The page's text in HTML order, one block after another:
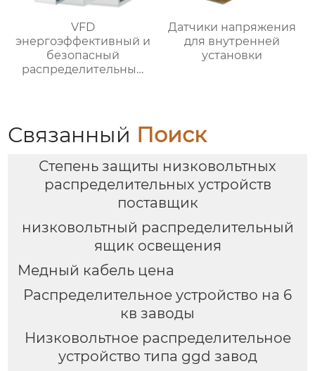
VFD
энергоэффективный и
безопасный
распределительный
Датчики напряжения
для внутренней
установки
Связанный Поиск
Степень защиты низковольтных
распределительных устройств
поставщик
низковольтный распределительный
ящик освещения
Медный кабель цена
Распределительное устройство на 6
кв заводы
Низковольтное распределительное
устройство типа ggd завод